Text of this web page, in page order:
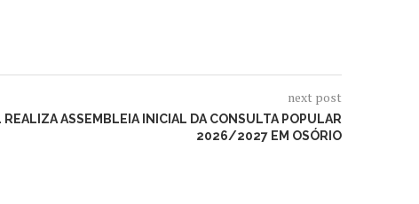
next post
ASSEMBLEIA INICIAL DA CONSULTA POPULAR
2026/2027 EM OSÓRIO